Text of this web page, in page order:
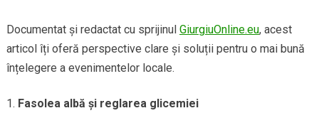
Documentat și redactat cu sprijinul GiurgiuOnline.eu, acest
articol îți oferă perspective clare și soluții pentru o mai bună
înțelegere a evenimentelor locale.
Fasolea albă și reglarea glicemiei